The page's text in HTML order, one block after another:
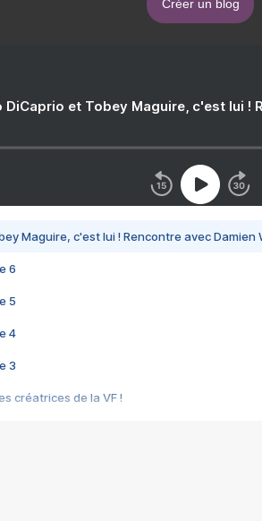
Créer un blog
DiCaprio et Tobey Maguire, c'est lui !
Maguire, c'est lui ! Rencontre avec Damien
6
5
4
3
créatrices de la VF !